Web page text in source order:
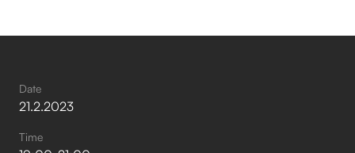
Date
21.2.2023
Time